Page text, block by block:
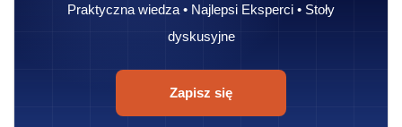
Praktyczna wiedza • Najlepsi Eksperci • Stoły
dyskusyjne
Zapisz się